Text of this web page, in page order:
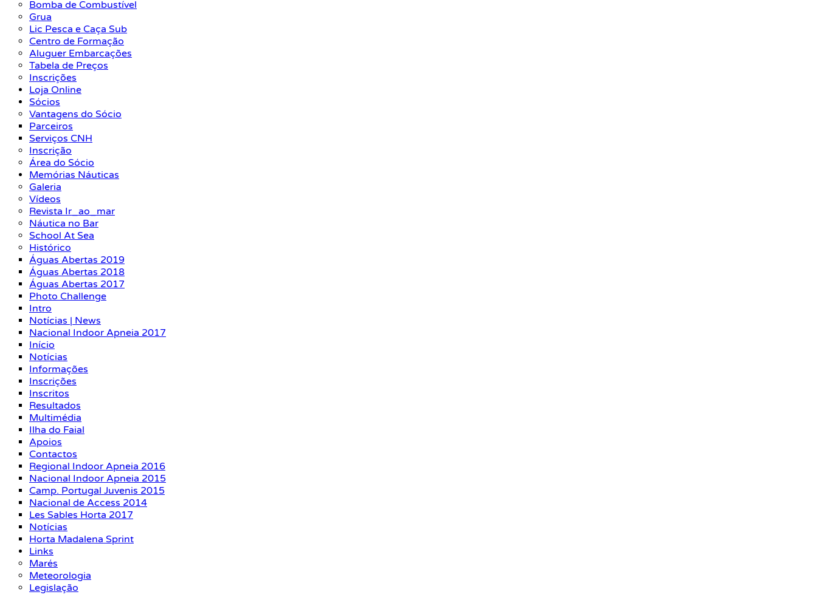
Bomba de Combustível
Grua
Lic Pesca e Caça Sub
Centro de Formação
Aluguer Embarcações
Tabela de Preços
Inscrições
Loja Online
Sócios
Vantagens do Sócio
Parceiros
Serviços CNH
Inscrição
Área do Sócio
Memórias Náuticas
Galeria
Vídeos
Revista Ir_ao_mar
Náutica no Bar
School At Sea
Histórico
Águas Abertas 2019
Águas Abertas 2018
Águas Abertas 2017
Photo Challenge
Intro
Notícias | News
Nacional Indoor Apneia 2017
Início
Notícias
Informações
Inscrições
Inscritos
Resultados
Multimédia
Ilha do Faial
Apoios
Contactos
Regional Indoor Apneia 2016
Nacional Indoor Apneia 2015
Camp. Portugal Juvenis 2015
Nacional de Access 2014
Les Sables Horta 2017
Notícias
Horta Madalena Sprint
Links
Marés
Meteorologia
Legislação